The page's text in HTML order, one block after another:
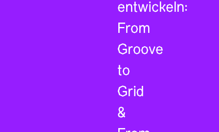
entwickeln:
From
Groove
to
Grid
&